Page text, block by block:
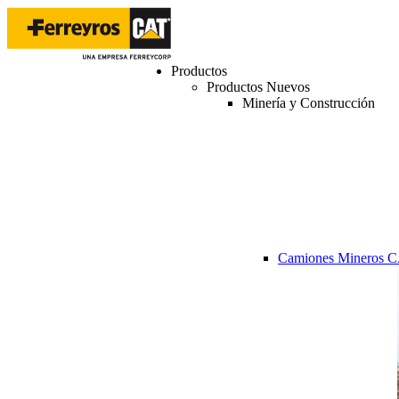
Productos
Productos Nuevos
Minería y Construcción
Camiones Mineros